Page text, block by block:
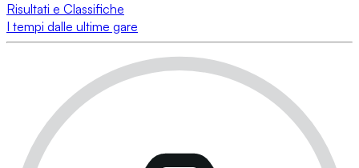
Risultati e Classifiche
I tempi dalle ultime gare